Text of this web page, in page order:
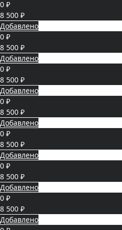
0 ₽
8 500 ₽
Добавлено
0 ₽
8 500 ₽
Добавлено
0 ₽
8 500 ₽
Добавлено
0 ₽
8 500 ₽
Добавлено
0 ₽
8 500 ₽
Добавлено
0 ₽
8 500 ₽
Добавлено
0 ₽
8 500 ₽
Добавлено